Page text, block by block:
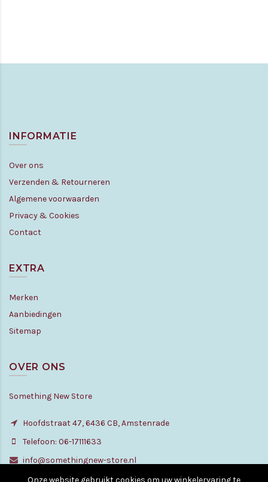
INFORMATIE
Over ons
Verzenden & Retourneren
Algemene voorwaarden
Privacy & Cookies
Contact
EXTRA
Merken
Aanbiedingen
Sitemap
OVER ONS
Something New Store
Hoofdstraat 47, 6436 CB, Amstenrade
Telefoon: 06-17111633
info@somethingnew-store.nl
Onze website gebruikt cookies om uw winkelervaring te